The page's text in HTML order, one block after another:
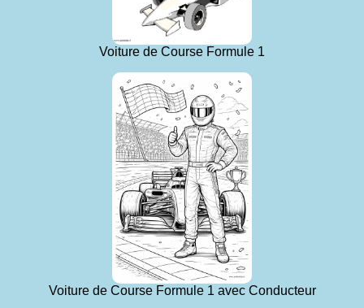
Voiture de Course Formule 1
Voiture de Course Formule 1 avec Conducteur